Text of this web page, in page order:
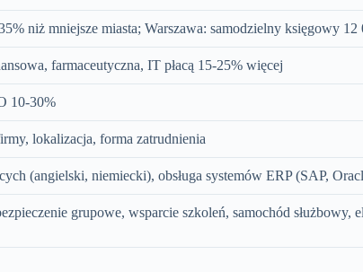
niż mniejsze miasta; Warszawa: samodzielny księgowy 12
farmaceutyczna, IT płacą 15-25% więcej
10-30%
lokalizacja, forma zatrudnienia
(angielski, niemiecki), obsługa systemów ERP (SAP,
grupowe, wsparcie szkoleń, samochód służbowy,